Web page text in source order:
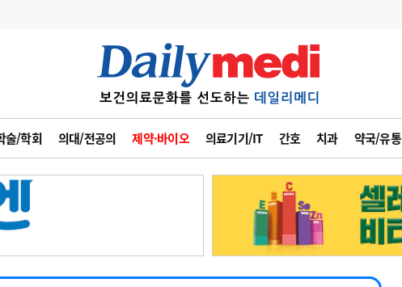
술/학회 의대/전공의 제약·바이오 의료기기/IT 간호 치과 약국/유통
추계
과
6
관리급여 실시
지필공 지원책
수련환경 개선
의과대학 입시
사고
수첩
원
~2026-08-31
채용시까지